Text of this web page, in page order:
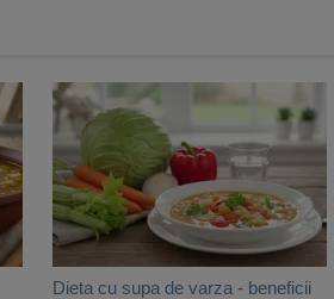
Dieta cu supa de varza - beneficii